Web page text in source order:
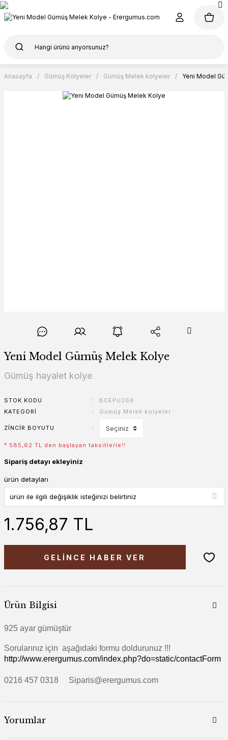
Anasayfa Gümüş Kolyeler Gümüş Melek kolyeler Yeni Model
Yeni Model Gümüş Melek Kolye
Gümüş hayalet kolye
STOK KODU
BCEPU268
KATEGORI
Gümüş Melek kolyeler
ZINCIR BOYUTU
* 585,62 TL den başlayan taksitlerle!!
Sipariş detayı ekleyiniz
ürün detayları
1.756,87 TL
GELİNCE HABER VER
Ürün Bilgisi
925 ayar gümüştür
Sorularınız için aşağıdaki formu doldurunuz !!!
http://www.erergumus.com/index.php?do=static/contactForm
0216 457 0318 Siparis@erergumus.com
Yorumlar